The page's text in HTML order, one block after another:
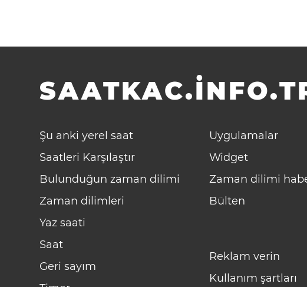
Şu anki yerel saat
Saatleri Karşılaştır
Bulunduğun zaman dilimi
Zaman dilimleri
Yaz saati
Saat
Geri sayım
Uygulamalar
Widget
Zaman dilimi
Bülten
Reklam verin
Kullanım şartları